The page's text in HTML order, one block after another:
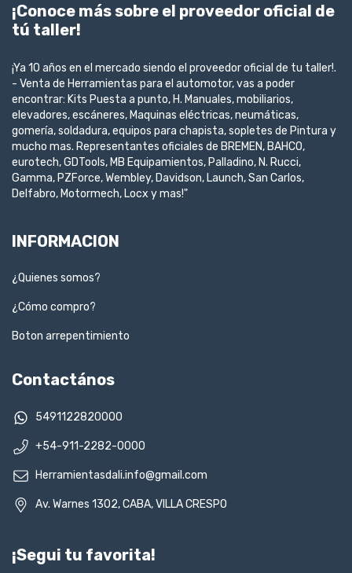
¡Conoce más sobre el proveedor oficial de
tú taller!
¡Ya 10 años en el mercado siendo el proveedor oficial de tu taller!.
- Venta de Herramientas para el automotor, vas a poder
encontrar: Kits Puesta a punto, H. Manuales, mobiliarios,
elevadores, escáneres, Maquinas eléctricas, neumáticas,
gomería, soldadura, equipos para chapista, sopletes de Pintura y
mucho mas. Representantes oficiales de BREMEN, BAHCO,
eurotech, GDTools, MB Equipamientos, Palladino, N. Rucci,
Gamma, PZForce, Wembley, Davidson, Launch, San Carlos,
Delfabro, Motormech, Locx y mas!"
INFORMACION
¿Quienes somos?
¿Cómo compro?
Boton arrepentimiento
Contactános
5491122820000
+54-911-2282-0000
Herramientasdali.info@gmail.com
Av. Warnes 1302, CABA, VILLA CRESPO
¡Segui tu favorita!